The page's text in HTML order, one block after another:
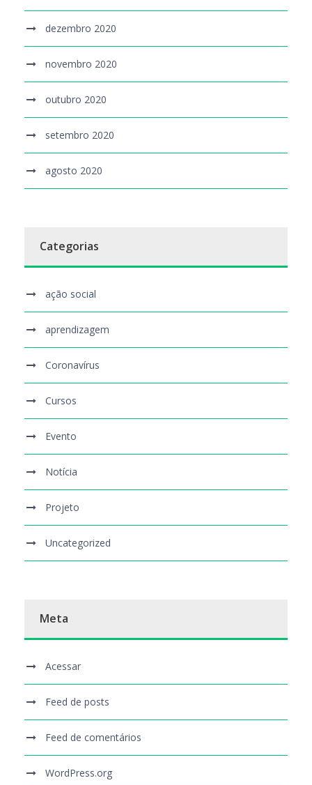
dezembro 2020
novembro 2020
outubro 2020
setembro 2020
agosto 2020
Categorias
ação social
aprendizagem
Coronavírus
Cursos
Evento
Notícia
Projeto
Uncategorized
Meta
Acessar
Feed de posts
Feed de comentários
WordPress.org